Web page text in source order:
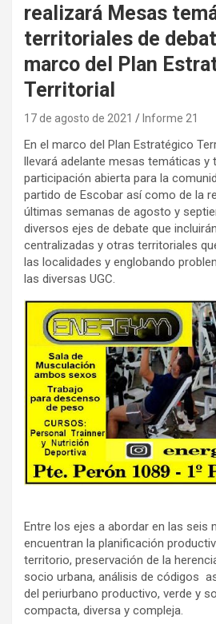
realizará Mesas
territoriales de
marco del Plan
Territorial
17 de agosto de 2021 Informe 21
En el marco del Plan Estratégico
llevará adelante mesas temáticas y
participación abierta para la
partido de Escobar así como de la
últimas semanas de agosto y
diversos ejes de debate que
centralizadas y otras territoriales
las localidades y englobando
las diversas UGC.
Entre los ejes a abordar en las seis
encuentran la planificación
territorio, preservación de la
socio urbana, análisis de códigos
del periurbano productivo, verde y
compacta, diversa y compleja.